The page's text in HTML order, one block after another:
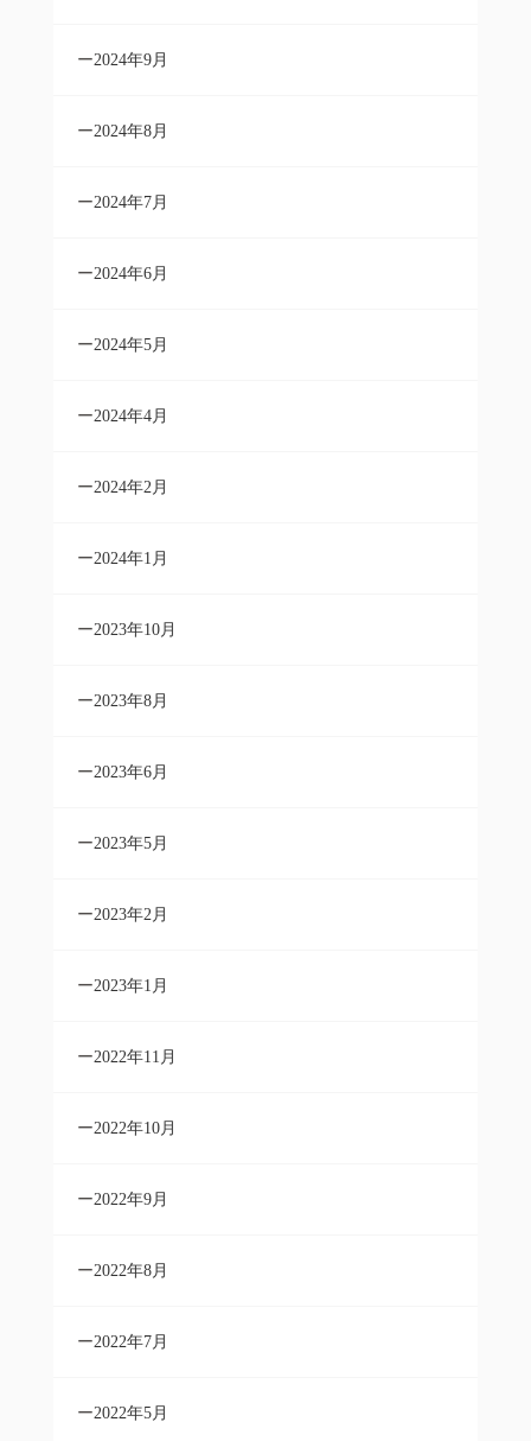
2024年9月
2024年8月
2024年7月
2024年6月
2024年5月
2024年4月
2024年2月
2024年1月
2023年10月
2023年8月
2023年6月
2023年5月
2023年2月
2023年1月
2022年11月
2022年10月
2022年9月
2022年8月
2022年7月
2022年5月